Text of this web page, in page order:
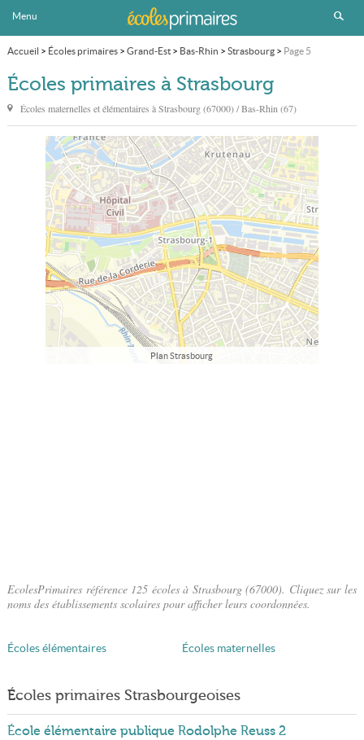
Menu
Accueil > Écoles primaires> Grand-Est> Bas-Rhin > Strasbourg> Page 5
Écoles primaires à Strasbourg
Écoles maternelles et élémentaires àStrasbourg(67000) / Bas-Rhin (67)
Plan Strasbourg
EcolesPrimaires référence 125 écoles à Strasbourg (67000). Cliquez sur les
noms des établissements scolaires pour afficher leurs coordonnées.
Écoles élémentaires Écoles maternelles
Écoles primaires Strasbourgeoises
École élémentaire publique Rodolphe Reuss 2